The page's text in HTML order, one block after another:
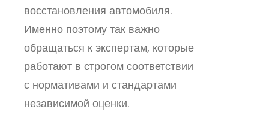
восстановления автомобиля.
Именно поэтому так важно
обращаться к экспертам, которые
работают в строгом соответствии
с нормативами и стандартами
независимой оценки.